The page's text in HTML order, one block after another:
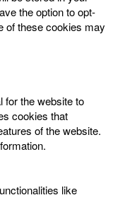
the option to opt-
of these cookies may
for the website to
cookies that
of the website.
like